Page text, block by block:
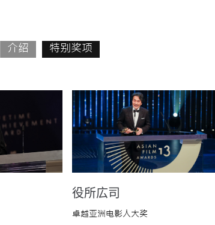
介绍 特别奖项
役所広司
卓越亚洲电影人大奖